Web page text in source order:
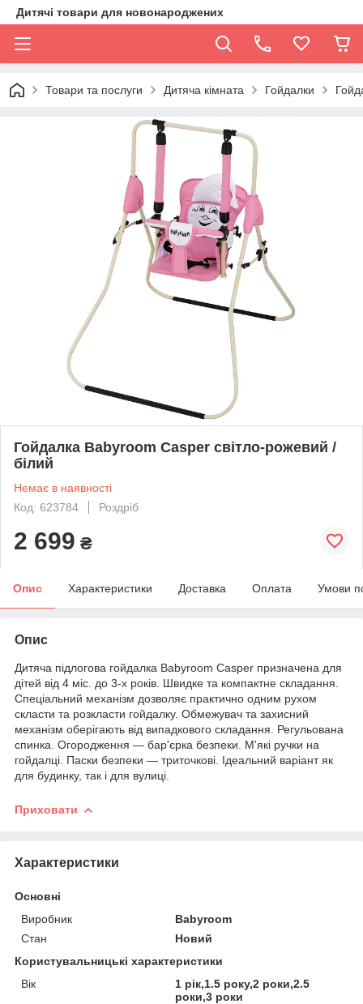
Дитячі товари для новонароджених
Товари та послуги Дитяча кімната Гойдалки
Гойдалка Babyroom Casper світло-рожевий /
білий
Немає в наявності
Код: 623784
Роздріб
2 699 ₴
Опис Характеристики Доставка Оплата Умови
Опис
Дитяча підлогова гойдалка Babyroom Casper призначена для
дітей від 4 міс. до 3-х років. Швидке та компактне складання.
Спеціальний механізм дозволяє практично одним рухом
скласти та розкласти гойдалку. Обмежувач та захисний
механізм оберігають від випадкового складання. Регульована
спинка. Огородження — бар'єрка безпеки. М'які ручки на
гойдалці. Паски безпеки — триточкові. Ідеальний варіант як
для будинку, так і для вулиці.
Приховати
Характеристики
Основні
Виробник
Babyroom
Стан
Новий
Користувальницькі характеристики
Вік
1 рік,1.5 року,2 роки,2.5
роки,3 роки